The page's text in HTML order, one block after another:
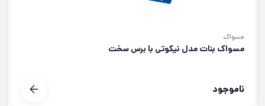
مسواک
مسواک بنات مدل نیکوتی با برس سخت
ناموجود